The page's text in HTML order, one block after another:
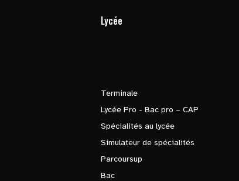
Lycée
Terminale
Lycée Pro - Bac pro – CAP
Spécialités au lycée
Simulateur de spécialités
Parcoursup
Bac